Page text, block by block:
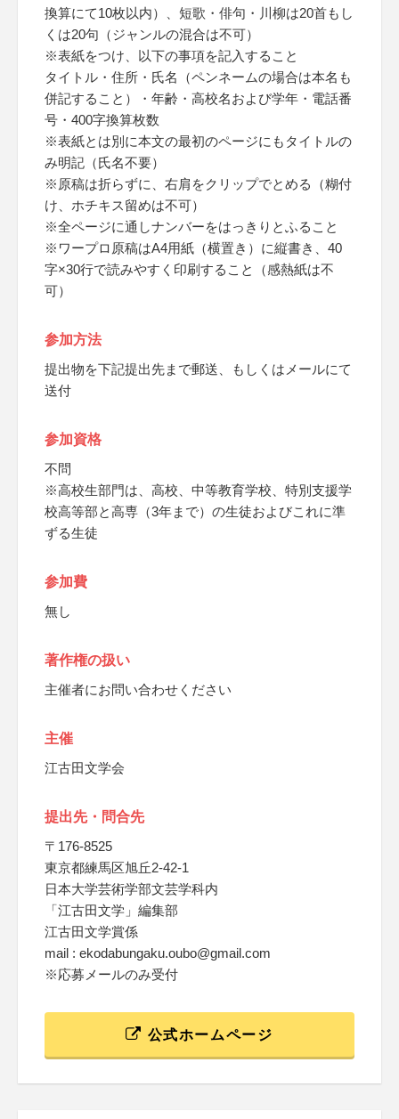
換算にて10枚以内）、短歌・俳句・川柳は20首もし
くは20句（ジャンルの混合は不可）
※表紙をつけ、以下の事項を記入すること
タイトル・住所・氏名（ペンネームの場合は本名も
併記すること）・年齢・高校名および学年・電話番
号・400字換算枚数
※表紙とは別に本文の最初のページにもタイトルの
み明記（氏名不要）
※原稿は折らずに、右肩をクリップでとめる（糊付
け、ホチキス留めは不可）
※全ページに通しナンバーをはっきりとふること
※ワープロ原稿はA4用紙（横置き）に縦書き、40
字×30行で読みやすく印刷すること（感熱紙は不
可）
参加方法
提出物を下記提出先まで郵送、もしくはメールにて
送付
参加資格
不問
※高校生部門は、高校、中等教育学校、特別支援学
校高等部と高専（3年まで）の生徒およびこれに準
ずる生徒
参加費
無し
著作権の扱い
主催者にお問い合わせください
主催
江古田文学会
提出先・問合先
〒176-8525
東京都練馬区旭丘2-42-1
日本大学芸術学部文芸学科内
「江古田文学」編集部
江古田文学賞係
mail : ekodabungaku.oubo@gmail.com
※応募メールのみ受付
公式ホームページ